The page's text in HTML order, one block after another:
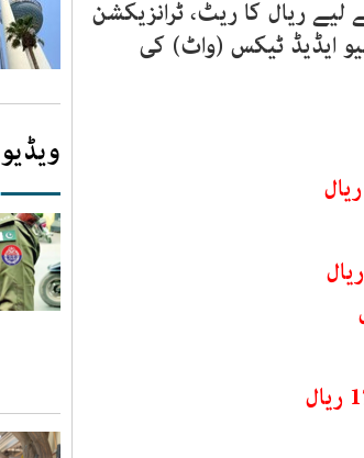
لیے ریال کا ریٹ، ٹرانزیکشن
ایڈیڈ ٹیکس (واٹ) کی
ویڈیو